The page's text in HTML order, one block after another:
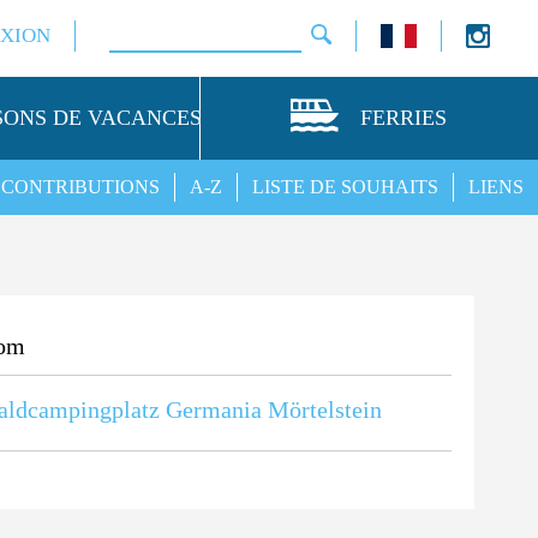
DE VACANCES FERRIES
LIENS
LISTE DE SOUHAITS
A-Z
CONTRIBUTIONS
Germania Mörtelstein